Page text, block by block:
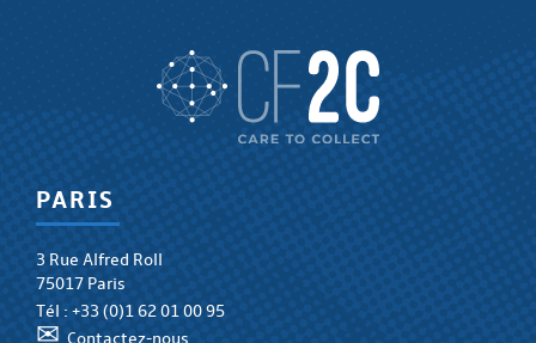
PARIS
3 Rue Alfred Roll
75017 Paris
Tél : +33 (0)1 62 01 00 95
✉ Contactez-nous